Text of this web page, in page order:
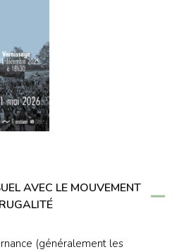
AVEC LE MOUVEMENT
(généralement les